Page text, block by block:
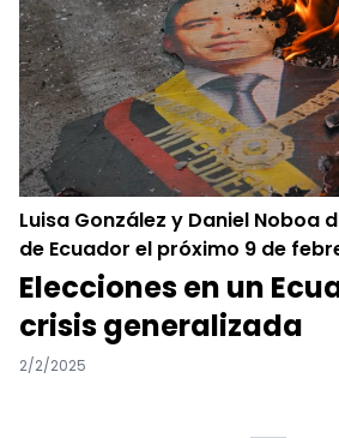
Luisa González y Daniel Noboa
de Ecuador el próximo 9 de
Elecciones en un
crisis generalizada
2/2/2025